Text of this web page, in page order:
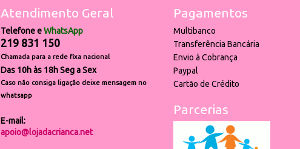
Atendimento Geral
Telefone eWhatsApp
219 831 150
Chamada para a rede fixa nacional
Das 10h às 18h Seg a Sex
Caso não consiga ligação deixe mensagem no
whatsapp
E-mail:
apoio@lojadacrianca.net
Pagamentos
Multibanco
Transferência Bancária
Envio à Cobrança
Paypal
Cartão de Crédito
Parcerias